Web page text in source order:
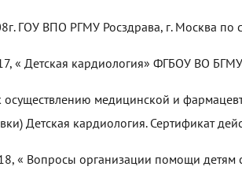
ГОУ ВПО РГМУ Росздрава, г. Москва по
« Детская кардиология» ФГБОУ ВО
медицинской и
Детская кардиология. Сертификат
« Вопросы организации помощи детям